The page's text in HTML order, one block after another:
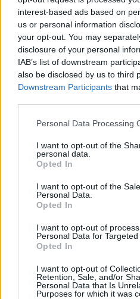
interest-based ads based on
us or personal information
your opt-out. You may
disclosure of your personal
IAB’s list of downstream
also be disclosed by us to third
Downstream Participants that
Please note that this website/
not limited to your visit or
grant or deny consent to
use your data for below
consent section.
Personal Data Processing
I want to opt-out of the
personal data.
Opted In
I want to opt-out of the
Personal Data.
Opted In
I want to opt-out of
Personal Data for
Opted In
I want to opt-out of
Retention, Sale, and/or
Personal Data that Is
Purposes for which it was
támadásra ott kerülne sor, s a
megtévesztő harckocsi-
igazi harckocsikat
az arcvonal 65 km-nyi
kezdődött, átütő
üzemanyag híján nem tudnak a